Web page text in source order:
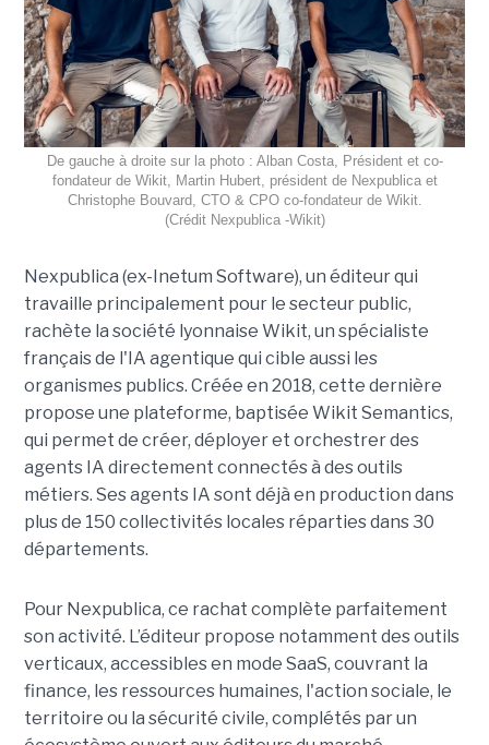
De gauche à droite sur la photo : Alban Costa, Président et co-
fondateur de Wikit, Martin Hubert, président de Nexpublica et
Christophe Bouvard, CTO & CPO co-fondateur de Wikit.
(Crédit Nexpublica -Wikit)
Nexpublica (ex-Inetum Software), un éditeur qui
travaille principalement pour le secteur public,
rachète la société lyonnaise Wikit, un spécialiste
français de l'IA agentique qui cible aussi les
organismes publics. Créée en 2018, cette dernière
propose une plateforme, baptisée Wikit Semantics,
qui permet de créer, déployer et orchestrer des
agents IA directement connectés à des outils
métiers. Ses agents IA sont déjà en production dans
plus de 150 collectivités locales réparties dans 30
départements.
Pour Nexpublica, ce rachat complète parfaitement
son activité. L’éditeur propose notamment des outils
verticaux, accessibles en mode SaaS, couvrant la
finance, les ressources humaines, l'action sociale, le
territoire ou la sécurité civile, complétés par un